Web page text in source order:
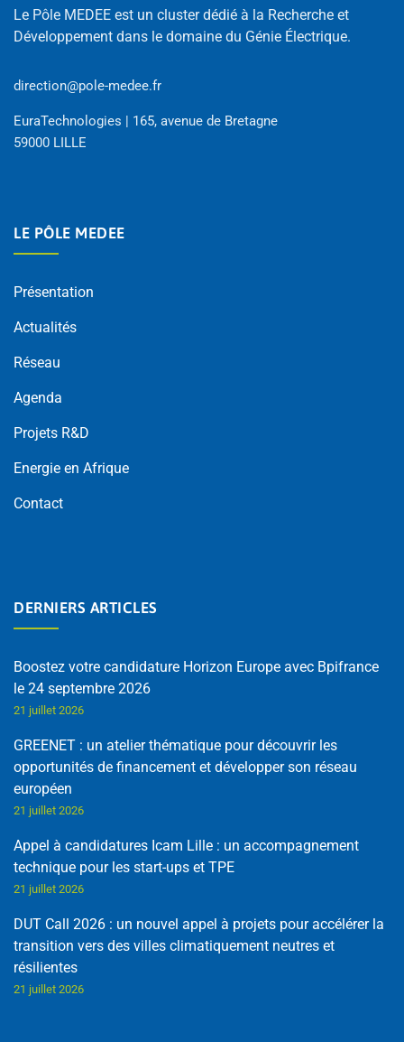
Le Pôle MEDEE est un cluster dédié à la Recherche et
Développement dans le domaine du Génie Électrique.
direction@pole-medee.fr
EuraTechnologies | 165, avenue de Bretagne
59000 LILLE
LE PÔLE MEDEE
Présentation
Actualités
Réseau
Agenda
Projets R&D
Energie en Afrique
Contact
DERNIERS ARTICLES
Boostez votre candidature Horizon Europe avec Bpifrance
le 24 septembre 2026
21 juillet 2026
GREENET : un atelier thématique pour découvrir les
opportunités de financement et développer son réseau
européen
21 juillet 2026
Appel à candidatures Icam Lille : un accompagnement
technique pour les start-ups et TPE
21 juillet 2026
DUT Call 2026 : un nouvel appel à projets pour accélérer la
transition vers des villes climatiquement neutres et
résilientes
21 juillet 2026